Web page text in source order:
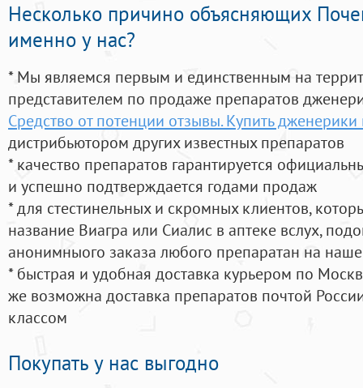
Несколько причино объясняющих
именно у нас?
* Мы являемся первым и единственным на
представителем по продаже препаратов
Средство от потенции отзывы. Купить дженерики
дистрибьютором других известных препаратов
* качество препаратов гарантируется
и успешно подтверждается годами продаж
* для стестинельных и скромных клиентов,
название Виагра или Сиалис в аптеке вслух,
анонимныого заказа любого препаратан на
* быстрая и удобная доставка курьером по
же возможна доставка препаратов почтой
классом
Покупать у нас выгодно